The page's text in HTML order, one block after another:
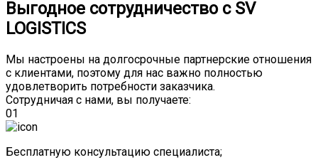
Выгодное сотрудничество с SV
LOGISTICS
Мы настроены на долгосрочные партнерские отношения
с клиентами, поэтому для нас важно полностью
удовлетворить потребности заказчика.
Сотрудничая с нами, вы получаете:
01
Бесплатную консультацию специалиста;